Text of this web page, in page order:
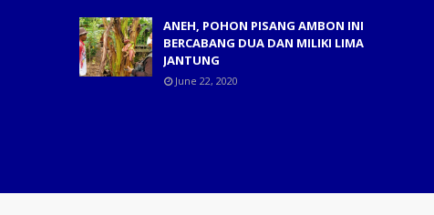
ANEH, POHON PISANG AMBON INI
BERCABANG DUA DAN MILIKI LIMA
JANTUNG
June 22, 2020